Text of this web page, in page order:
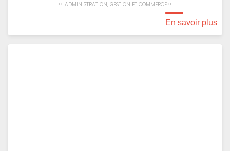
<< ADMINISTRATION, GESTION ET COMMERCE>>
En savoir plus